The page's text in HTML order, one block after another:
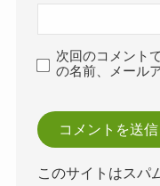
次回のコメント
の名前、メール
このサイトはスパ